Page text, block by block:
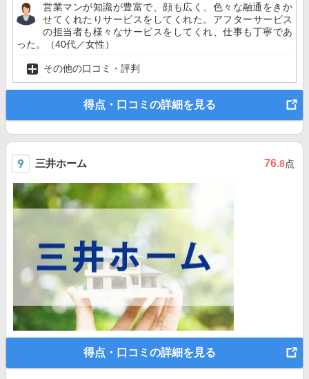
営業マンが知識が豊富で、顔も広く、色々な融通をきか
せてくれたりサービスをしてくれた。アフターサービス
の担当者も様々なサービスをしてくれ、仕事も丁寧であ
った。（40代／女性）
その他の口コミ・評判
得点・口コミの詳細を見る
三井ホーム 76.8点
得点・口コミの詳細を見る